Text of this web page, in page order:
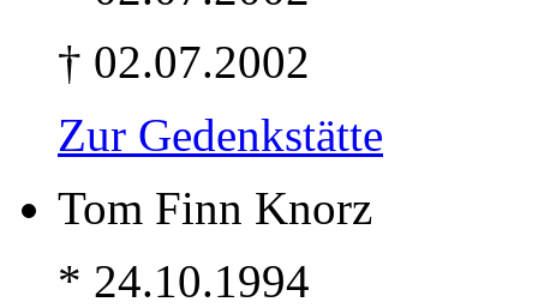
† 02.07.2002
Zur Gedenkstätte
Tom Finn Knorz
* 24.10.1994